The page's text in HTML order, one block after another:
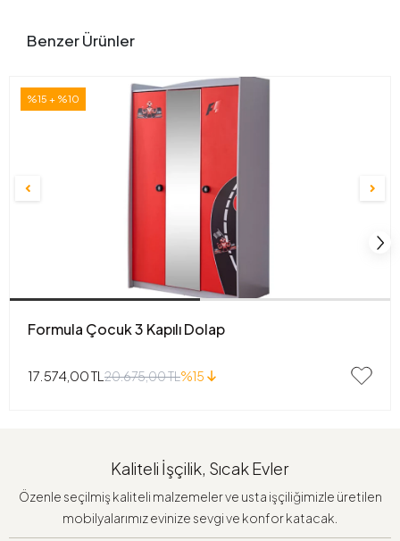
Benzer Ürünler
%15 + %10
Formula Çocuk 3 Kapılı Dolap
17.574,00 TL 20.675,00 TL%15
Kaliteli İşçilik, Sıcak Evler
Özenle seçilmiş kaliteli malzemeler ve usta işçiliğimizle üretilen
mobilyalarımız evinize sevgi ve konfor katacak.